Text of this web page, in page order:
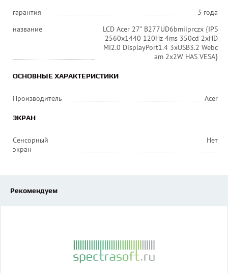
гарантия
3 года
название
LCD Acer 27" B277UD6bmiiprczx {IPS
2560x1440 120Hz 4ms 350cd 2xHD
MI2.0 DisplayPort1.4 3xUSB3.2 Webc
am 2x2W HAS VESA}
ОСНОВНЫЕ ХАРАКТЕРИСТИКИ
Производитель Acer
ЭКРАН
Сенсорный
экран
Нет
Рекомендуем